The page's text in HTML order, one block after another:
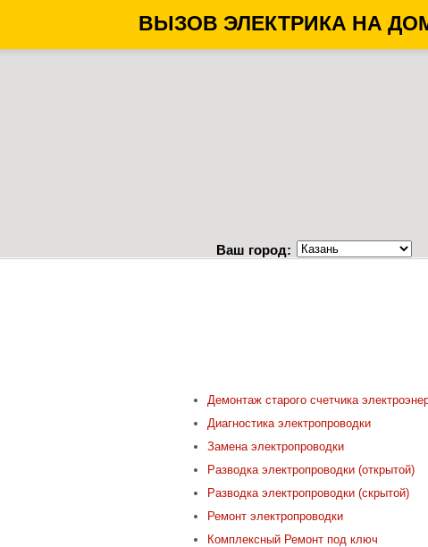
ВЫЗОВ ЭЛЕКТРИКА НА
Ваш город:
Демонтаж старого счетчика
Диагностика электропроводки
Замена электропроводки
Разводка электропроводки (открытой)
Разводка электропроводки (скрытой)
Ремонт электропроводки
Комплексный Ремонт под ключ